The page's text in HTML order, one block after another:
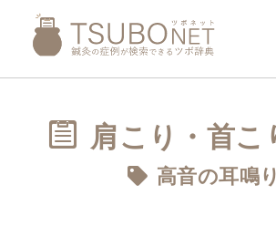
肩こり・首こ
高音の耳鳴り